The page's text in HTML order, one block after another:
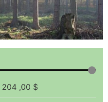
204 ,00 $